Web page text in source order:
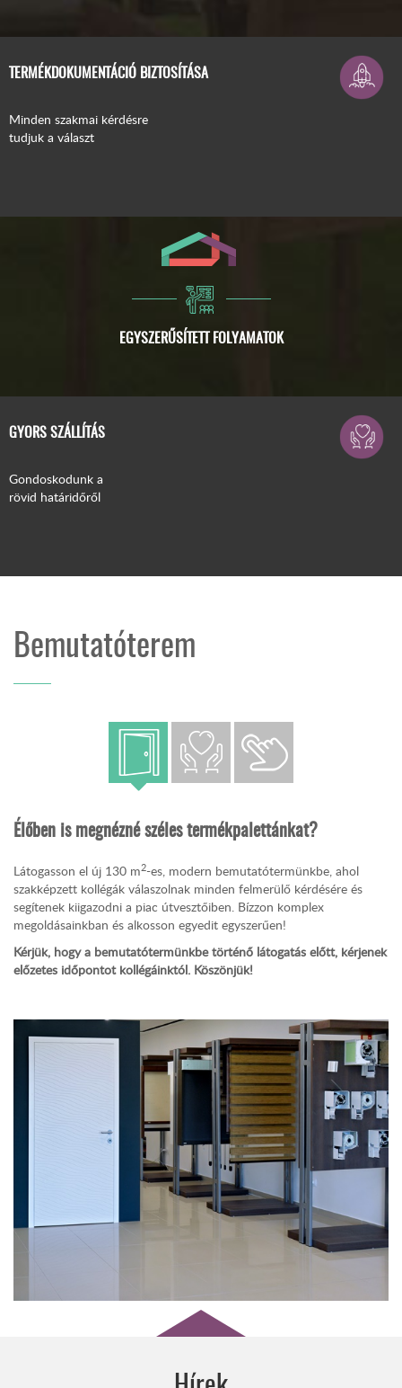
wo&wo
TERMÉKDOKUMENTÁCIÓ BIZTOSÍTÁSA
Minden szakmai kérdésre
tudjuk a választ
GYORS SZÁLLÍTÁS
Gondoskodunk a
rövid határidőről
Bemutatóterem
Élőben is megnézné széles termékpalettánkat?
Látogasson el új 130 m2-es, modern bemutatótermünkbe, ahol
szakképzett kollégák válaszolnak minden felmerülő kérdésére és
segítenek kiigazodni a piac útvesztőiben. Bízzon komplex
megoldásainkban és alkosson egyedit egyszerűen!
Kérjük, hogy a bemutatótermünkbe történő látogatás előtt, kérjenek
előzetes időpontot kollégáinktól. Köszönjük!